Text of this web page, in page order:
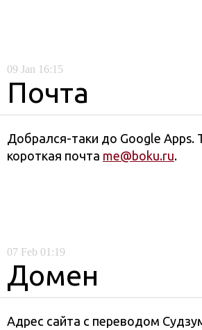
09 Jan 16:15
Почта
Добрался-таки до Google Apps.
короткая почта me@boku.ru.
07 Feb 01:19
Домен
Адрес сайта с переводом